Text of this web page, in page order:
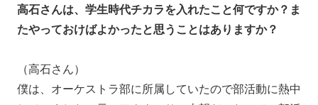
高石さんは、学生時代チカラを入れたこと何ですか？ま
たやっておけばよかったと思うことはありますか？
（高石さん）
僕は、オーケストラ部に所属していたので部活動に熱中